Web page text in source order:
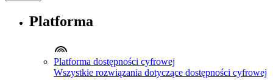
Platforma
Platforma dostępności cyfrowej
Wszystkie rozwiązania dotyczące dostępności cyfrowej